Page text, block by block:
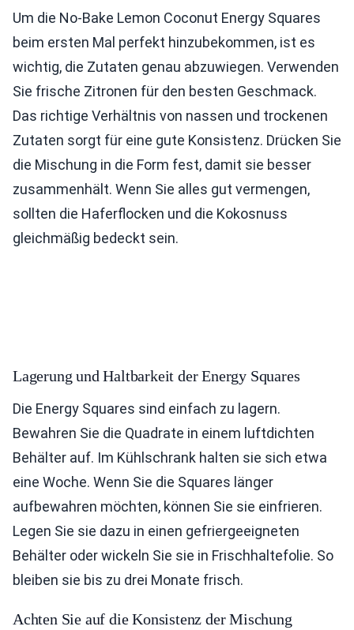
Um die No-Bake Lemon Coconut Energy Squares
beim ersten Mal perfekt hinzubekommen, ist es
wichtig, die Zutaten genau abzuwiegen. Verwenden
Sie frische Zitronen für den besten Geschmack.
Das richtige Verhältnis von nassen und trockenen
Zutaten sorgt für eine gute Konsistenz. Drücken Sie
die Mischung in die Form fest, damit sie besser
zusammenhält. Wenn Sie alles gut vermengen,
sollten die Haferflocken und die Kokosnuss
gleichmäßig bedeckt sein.
Lagerung und Haltbarkeit der Energy Squares
Die Energy Squares sind einfach zu lagern.
Bewahren Sie die Quadrate in einem luftdichten
Behälter auf. Im Kühlschrank halten sie sich etwa
eine Woche. Wenn Sie die Squares länger
aufbewahren möchten, können Sie sie einfrieren.
Legen Sie sie dazu in einen gefriergeeigneten
Behälter oder wickeln Sie sie in Frischhaltefolie. So
bleiben sie bis zu drei Monate frisch.
Achten Sie auf die Konsistenz der Mischung